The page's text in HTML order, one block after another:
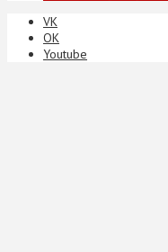
VK
ОК
Youtube